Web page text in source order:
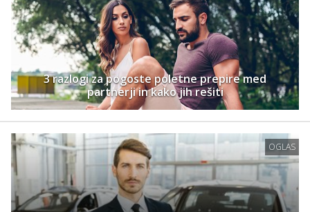
3 razlogi za pogoste poletne prepire med
partnerji in kako jih rešiti
OGLAS